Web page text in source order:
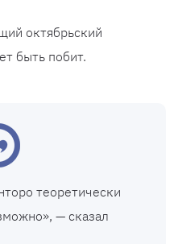
октябрьский
быть побит.
теоретически
— сказал